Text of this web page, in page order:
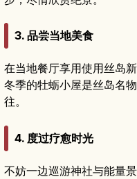
3. 品尝当地美食
在当地餐厅享用使用丝岛
冬季的牡蛎小屋是丝岛名
往。
4. 度过疗愈时光
不妨一边巡游神社与能量